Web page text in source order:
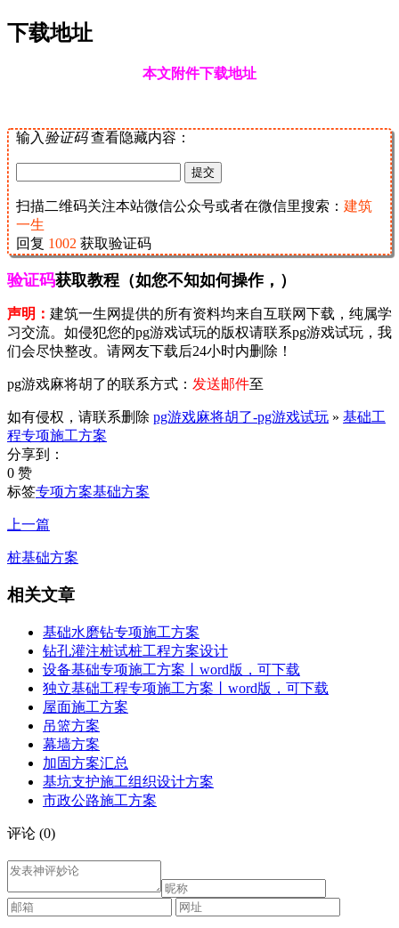
下载地址
本文附件下载地址
输入验证码查看隐藏内容：
扫描二维码关注本站微信公众号或者在微信里搜索： 建筑
一生
回复 1002 获取验证码
验证码获取教程（如您不知如何操作，）
声明： 建筑一生网提供的所有资料均来自互联网下载，纯属学
习交流。如侵犯您的pg游戏试玩的版权请联系pg游戏试玩，我
们会尽快整改。请网友下载后24小时内删除！
pg游戏麻将胡了的联系方式： 发送邮件至
如有侵权，请联系删除 pg游戏麻将胡了-pg游戏试玩 » 基础工
程专项施工方案
分享到：
0 赞
标签专项方案基础方案
上一篇
桩基础方案
相关文章
基础水磨钻专项施工方案
钻孔灌注桩试桩工程方案设计
设备基础专项施工方案丨word版，可下载
独立基础工程专项施工方案丨word版，可下载
屋面施工方案
吊篮方案
幕墙方案
加固方案汇总
基坑支护施工组织设计方案
市政公路施工方案
评论 (0)